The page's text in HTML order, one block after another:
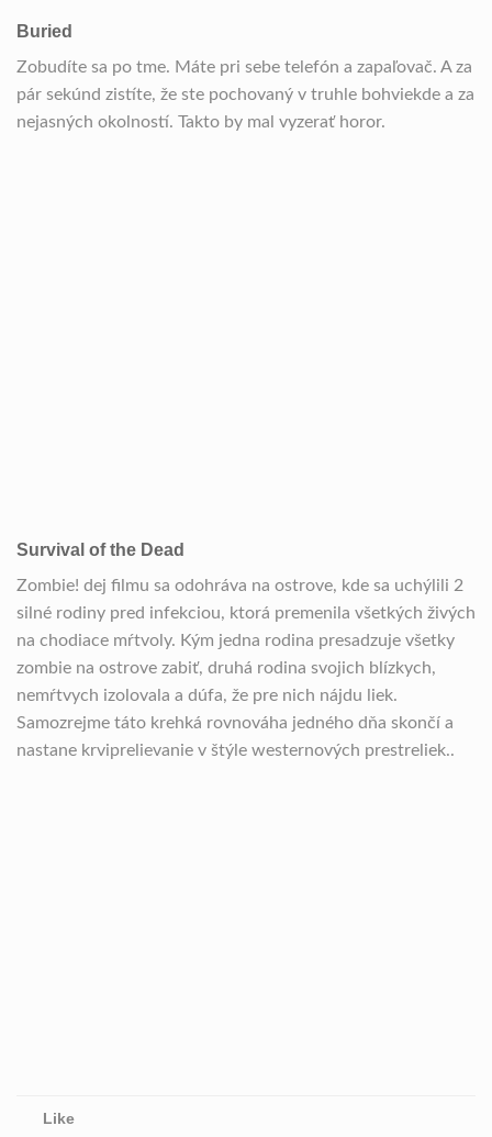
Buried
Zobudíte sa po tme. Máte pri sebe telefón a zapaľovač. A za
pár sekúnd zistíte, že ste pochovaný v truhle bohviekde a za
nejasných okolností. Takto by mal vyzerať horor.
Survival of the Dead
Zombie! dej filmu sa odohráva na ostrove, kde sa uchýlili 2
silné rodiny pred infekciou, ktorá premenila všetkých živých
na chodiace mŕtvoly. Kým jedna rodina presadzuje všetky
zombie na ostrove zabiť, druhá rodina svojich blízkych,
nemŕtvych izolovala a dúfa, že pre nich nájdu liek.
Samozrejme táto krehká rovnováha jedného dňa skončí a
nastane krviprelievanie v štýle westernových prestreliek..
Like